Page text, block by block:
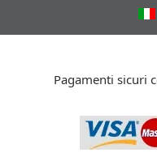
Pagamenti sicuri